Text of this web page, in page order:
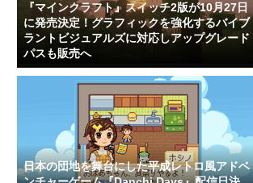
『マインクラフト』スイッチ2版が10月27日
に発売決定！グラフィックを強化するバイブ
ラントビジュアルズに対応しアップグレード
パスも販売へ
日本の団地を舞台にした平成レトロ風アドベ